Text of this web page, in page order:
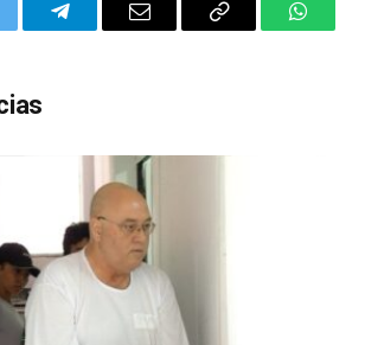
TelegramEmail
Copy